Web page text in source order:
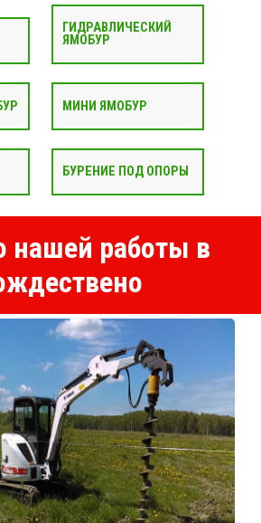
ГИДРАВЛИЧЕСКИЙ
ЯМОБУР
МИНИ ЯМОБУР
БУРЕНИЕ ПОД ОПОРЫ
нашей работы в